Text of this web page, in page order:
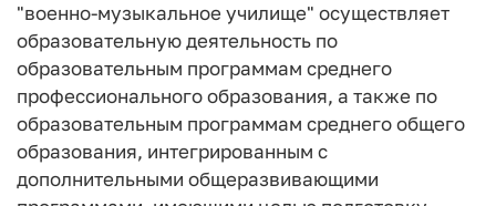
"военно-музыкальное училище" осуществляет
образовательную деятельность по
образовательным программам среднего
профессионального образования, а также по
образовательным программам среднего общего
образования, интегрированным с
дополнительными общеразвивающими